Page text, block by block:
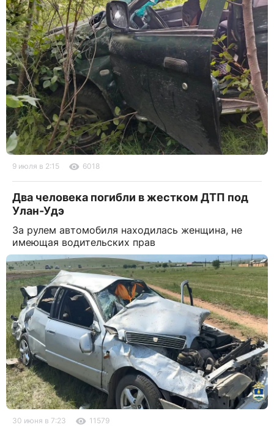
9 июля в 2:15 6018
Два человека погибли в жестком ДТП под
Улан-Удэ
За рулем автомобиля находилась женщина, не
имеющая водительских прав
30 июня в 7:23 11579